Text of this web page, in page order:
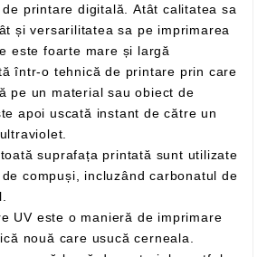
printare digitală. Atât calitatea sa
diferitelor produse este foarte mare și largă
obiect de
apoi uscată instant de către un
de
UV este o manieră de imprimare
nouă care usucă cerneala.